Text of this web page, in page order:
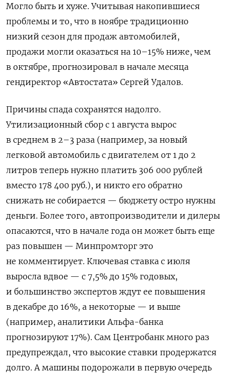
Могло быть и хуже. Учитывая накопившиеся
проблемы и то, что в ноябре традиционно
низкий сезон для продаж автомобилей,
продажи могли оказаться на 10–15% ниже, чем
в октябре, прогнозировал в начале месяца
гендиректор «Автостата» Сергей Удалов.
Причины спада сохранятся надолго.
Утилизационный сбор с 1 августа вырос
в среднем в 2–3 раза (например, за новый
легковой автомобиль с двигателем от 1 до 2
литров теперь нужно платить 306 000 рублей
вместо 178 400 руб.), и никто его обратно
снижать не собирается — бюджету остро нужны
деньги. Более того, автопроизводители и дилеры
опасаются, что в начале года он может быть еще
раз повышен — Минпромторг это
не комментирует. Ключевая ставка с июля
выросла вдвое — с 7,5% до 15% годовых,
и большинство экспертов ждут ее повышения
в декабре до 16%, а некоторые — и выше
(например, аналитики Альфа-банка
прогнозируют 17%). Сам Центробанк много раз
предупреждал, что высокие ставки продержатся
долго. А машины подорожали в первую очередь